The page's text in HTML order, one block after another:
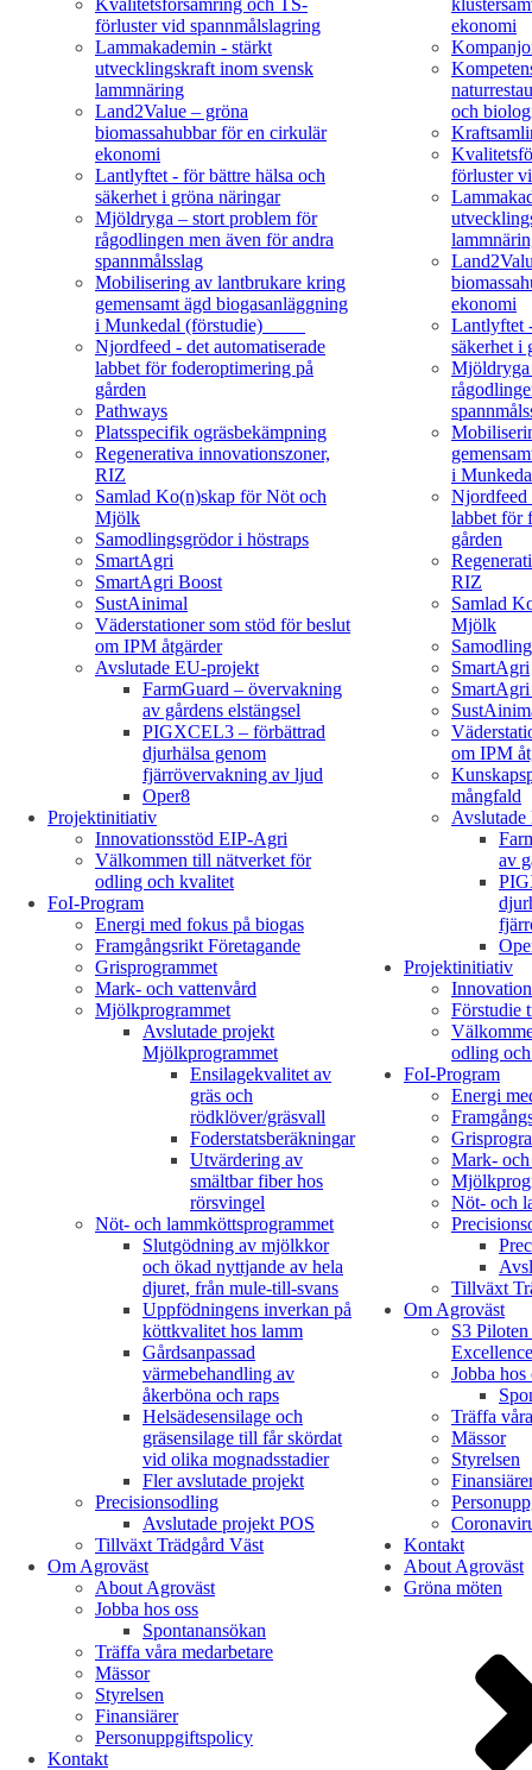
Kvalitetsförsämring och TS-
förluster vid spannmålslagring
Lammakademin - stärkt
utvecklingskraft inom svensk
lammnäring
Land2Value – gröna
biomassahubbar för en cirkulär
ekonomi
Lantlyftet - för bättre hälsa och
säkerhet i gröna näringar
Mjöldryga – stort problem för
rågodlingen men även för andra
spannmålsslag
Mobilisering av lantbrukare kring
gemensamt ägd biogasanläggning
i Munkedal (förstudie)
Njordfeed - det automatiserade
labbet för foderoptimering på
gården
Pathways
Platsspecifik ogräsbekämpning
Regenerativa innovationszoner,
RIZ
Samlad Ko(n)skap för Nöt och
Mjölk
Samodlingsgrödor i höstraps
SmartAgri
SmartAgri Boost
SustAinimal
Väderstationer som stöd för beslut
om IPM åtgärder
Avslutade EU-projekt
FarmGuard – övervakning
av gårdens elstängsel
PIGXCEL3 – förbättrad
djurhälsa genom
fjärrövervakning av ljud
Oper8
Projektinitiativ
Innovationsstöd EIP-Agri
Välkommen till nätverket för
odling och kvalitet
FoI-Program
Energi med fokus på biogas
Framgångsrikt Företagande
Grisprogrammet
Mark- och vattenvård
Mjölkprogrammet
Avslutade projekt
Mjölkprogrammet
Ensilagekvalitet av
gräs och
rödklöver/gräsvall
Foderstatsberäkningar
Utvärdering av
smältbar fiber hos
rörsvingel
Nöt- och lammköttsprogrammet
Slutgödning av mjölkkor
och ökad nyttjande av hela
djuret, från mule-till-svans
Uppfödningens inverkan på
köttkvalitet hos lamm
Gårdsanpassad
värmebehandling av
åkerböna och raps
Helsädesensilage och
gräsensilage till får skördat
vid olika mognadsstadier
Fler avslutade projekt
Precisionsodling
Avslutade projekt POS
Tillväxt Trädgård Väst
Om Agroväst
About Agroväst
Jobba hos oss
Spontanansökan
Träffa våra medarbetare
Mässor
Styrelsen
Finansiärer
Personuppgiftspolicy
Kontakt
ekonomi
och
förluster
ekonomi
Lantlyftet
säkerhet i
Mjöldryga
i
Njordfeed
labbet för
gården
RIZ
Samlad
Mjölk
SmartAgri
om IPM
mångfald
av
Projektinitiativ
Förstudie
odling
FoI-Program
Energi
Mark-
Nöt- och
Tillväxt
Om Agroväst
S3
Excellence
Jobba hos
Träffa
Mässor
Styrelsen
Kontakt
About Agroväst
Gröna möten